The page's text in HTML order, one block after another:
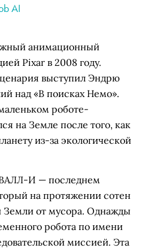
AI
анимационный
Pixar в 2008 году.
выступил Эндрю
над «В поисках Немо».
роботе-
на Земле после того, как
из-за экологической
И — последнем
на протяжении сотен
Земли от мусора. Однажды
робота по имени
миссией. Эта